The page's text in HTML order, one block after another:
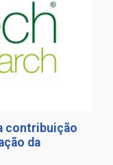
contribuição
da